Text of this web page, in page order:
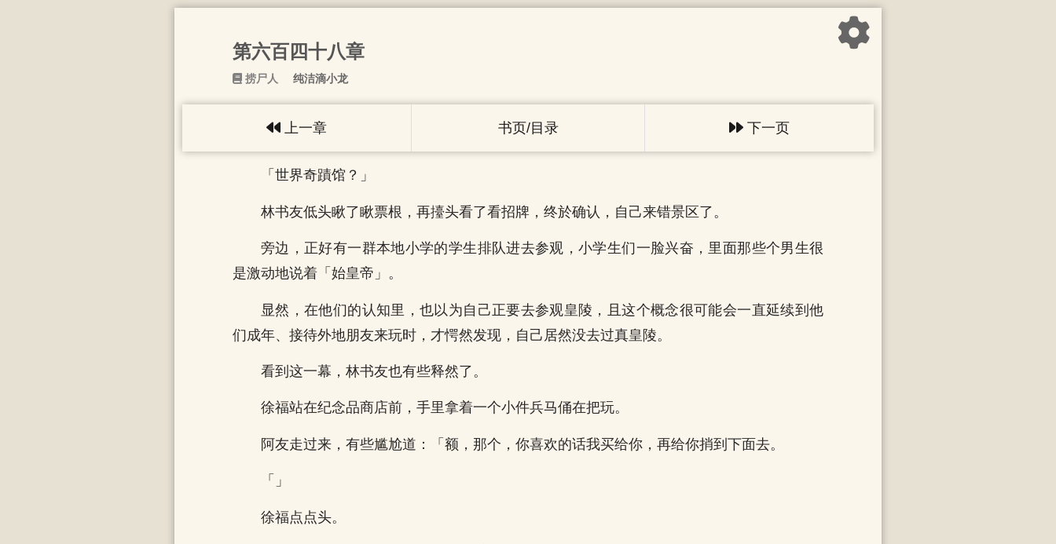
第六百四十八章
捞尸人 纯洁滴小龙
上一章 书页/目录 下一页
「世界奇蹟馆？」
林书友低头瞅了瞅票根，再擡头看了看招牌，终於确认，自己来错景区了。
旁边，正好有一群本地小学的学生排队进去参观，小学生们一脸兴奋，里面那些个男生很
是激动地说着「始皇帝」。
显然，在他们的认知里，也以为自己正要去参观皇陵，且这个概念很可能会一直延续到他
们成年、接待外地朋友来玩时，才愕然发现，自己居然没去过真皇陵。
看到这一幕，林书友也有些释然了。
徐福站在纪念品商店前，手里拿着一个小件兵马俑在把玩。
阿友走过来，有些尴尬道：「额，那个，你喜欢的话我买给你，再给你捎到下面去。
「」
徐福点点头。